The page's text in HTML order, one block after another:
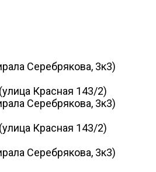
Серебрякова, 3к3)
Красная 143/2)
Серебрякова, 3к3)
Красная 143/2)
Серебрякова, 3к3)